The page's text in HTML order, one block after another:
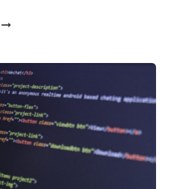
ТАСК-
ПОЛЕЗНЫХ